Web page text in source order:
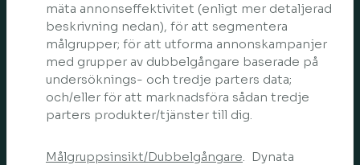
mäta annonseffektivitet (enligt mer detaljerad
beskrivning nedan), för att segmentera
målgrupper; för att utforma annonskampanjer
med grupper av dubbelgångare baserade på
undersöknings- och tredje parters data;
och/eller för att marknadsföra sådan tredje
parters produkter/tjänster till dig.
Målgruppsinsikt/Dubbelgångare. Dynata